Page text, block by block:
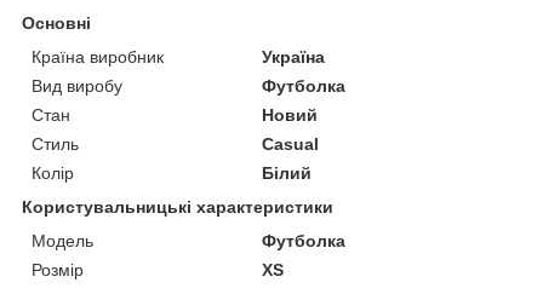
Основні
Країна виробник
Україна
Вид виробу
Футболка
Стан
Новий
Стиль
Casual
Колір
Білий
Користувальницькі характеристики
Мoдель
Футболка
Розмір
XS